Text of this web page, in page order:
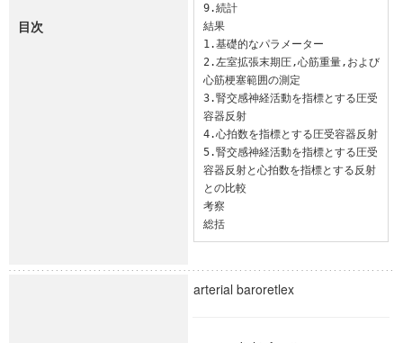
目次
9.続計
結果
1.基礎的なパラメーター
2.左室拡張末期圧,心筋重量,および
心筋梗塞範囲の測定
3.腎交感神経活動を指標とする圧受
容器反射
4.心拍数を指標とする圧受容器反射
5.腎交感神経活動を指標とする圧受
容器反射と心拍数を指標とする反射
との比較
考察
総括
arterial baroretlex